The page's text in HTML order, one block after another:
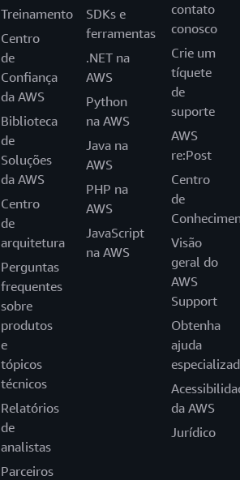
Treinamento
Centro
de
Confiança
da AWS
Biblioteca
de
Soluções
da AWS
Centro
de
arquitetura
Perguntas
frequentes
sobre
produtos
e
tópicos
técnicos
Relatórios
de
analistas
Parceiros
SDKs e
ferramentas
.NET na
AWS
Python
na AWS
Java na
AWS
PHP na
AWS
JavaScript
na AWS
contato
conosco
Crie um
tíquete
de
suporte
AWS
re:Post
Centro
de
Visão
geral do
AWS
Support
Obtenha
ajuda
da AWS
Jurídico